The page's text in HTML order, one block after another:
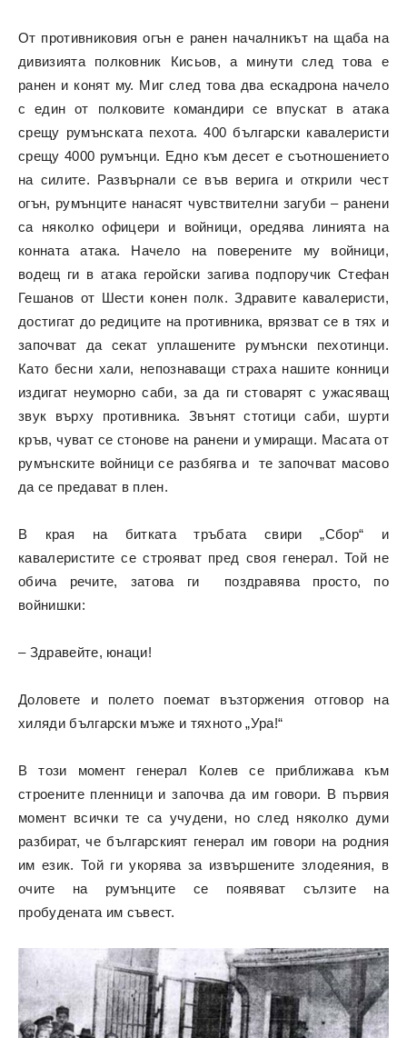
От противниковия огън е ранен началникът на щаба на
дивизията полковник Кисьов, а минути след това е
ранен и конят му. Миг след това два ескадрона начело
с един от полковите командири се впускат в атака
срещу румънската пехота. 400 български кавалеристи
срещу 4000 румънци. Едно към десет е съотношението
на силите. Развърнали се във верига и открили чест
огън, румънците нанасят чувствителни загуби – ранени
са няколко офицери и войници, оредява линията на
конната атака. Начело на поверените му войници,
водещ ги в атака геройски загива подпоручик Стефан
Гешанов от Шести конен полк. Здравите кавалеристи,
достигат до редиците на противника, врязват се в тях и
започват да секат уплашените румънски пехотинци.
Като бесни хали, непознаващи страха нашите конници
издигат неуморно саби, за да ги стоварят с ужасяващ
звук върху противника. Звънят стотици саби, шурти
кръв, чуват се стонове на ранени и умиращи. Масата от
румънските войници се разбягва и те започват масово
да се предават в плен.
В края на битката тръбата свири „Сбор“ и
кавалеристите се строяват пред своя генерал. Той не
обича речите, затова ги поздравява просто, по
войнишки:
– Здравейте, юнаци!
Доловете и полето поемат възторжения отговор на
хиляди български мъже и тяхното „Ура!“
В този момент генерал Колев се приближава към
строените пленници и започва да им говори. В първия
момент всички те са учудени, но след няколко думи
разбират, че българският генерал им говори на родния
им език. Той ги укорява за извършените злодеяния, в
очите на румънците се появяват сълзите на
пробудената им съвест.